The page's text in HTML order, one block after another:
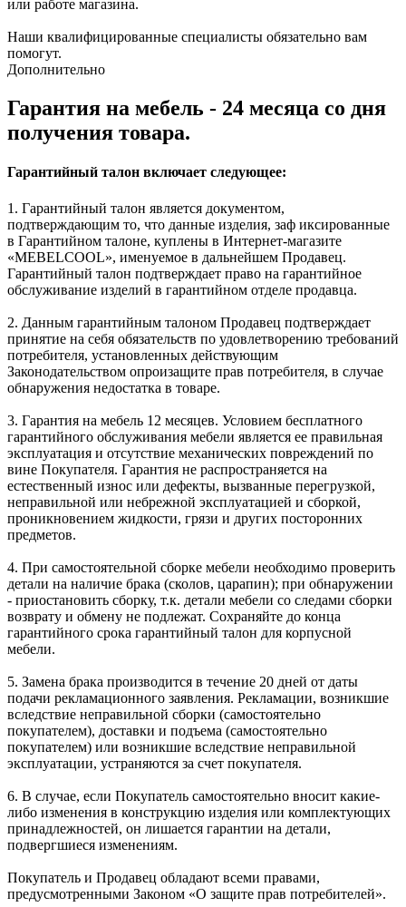
или работе магазина.
Наши квалифицированные специалисты обязательно вам
помогут.
Дополнительно
Гарантия на мебель - 24 месяца со дня
получения товара.
Гарантийный талон включает следующее:
1. Гарантийный талон является документом,
подтверждающим то, что данные изделия, заф иксированные
в Гарантийном талоне, куплены в Интернет-магазите
«MEBELCOOL», именуемое в дальнейшем Продавец.
Гарантийный талон подтверждает право на гарантийное
обслуживание изделий в гарантийном отделе продавца.
2. Данным гарантийным талоном Продавец подтверждает
принятие на себя обязательств по удовлетворению требований
потребителя, установленных действующим
Законодательством опроизащите прав потребителя, в случае
обнаружения недостатка в товаре.
3. Гарантия на мебель 12 месяцев. Условием бесплатного
гарантийного обслуживания мебели является ее правильная
эксплуатация и отсутствие механических повреждений по
вине Покупателя. Гарантия не распространяется на
естественный износ или дефекты, вызванные перегрузкой,
неправильной или небрежной эксплуатацией и сборкой,
проникновением жидкости, грязи и других посторонних
предметов.
4. При самостоятельной сборке мебели необходимо проверить
детали на наличие брака (сколов, царапин); при обнаружении
- приостановить сборку, т.к. детали мебели со следами сборки
возврату и обмену не подлежат. Сохраняйте до конца
гарантийного срока гарантийный талон для корпусной
мебели.
5. Замена брака производится в течение 20 дней от даты
подачи рекламационного заявления. Рекламации, возникшие
вследствие неправильной сборки (самостоятельно
покупателем), доставки и подъема (самостоятельно
покупателем) или возникшие вследствие неправильной
эксплуатации, устраняются за счет покупателя.
6. В случае, если Покупатель самостоятельно вносит какие-
либо изменения в конструкцию изделия или комплектующих
принадлежностей, он лишается гарантии на детали,
подвергшиеся изменениям.
Покупатель и Продавец обладают всеми правами,
предусмотренными Законом «О защите прав потребителей».